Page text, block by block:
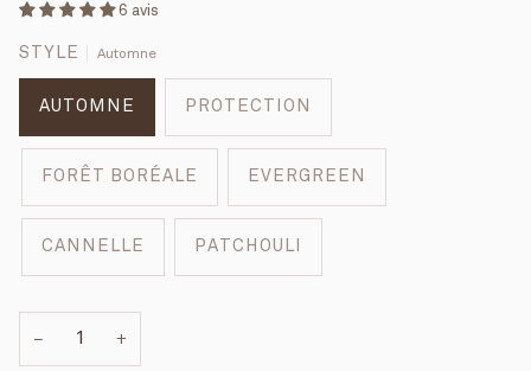
6 avis
STYLE Automne
AUTOMNE PROTECTION
FORÊT BORÉALE EVERGREEN
CANNELLE PATCHOULI
− +